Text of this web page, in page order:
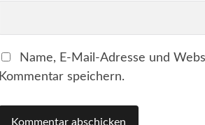
Name, E-Mail-Adresse und
Kommentar speichern.